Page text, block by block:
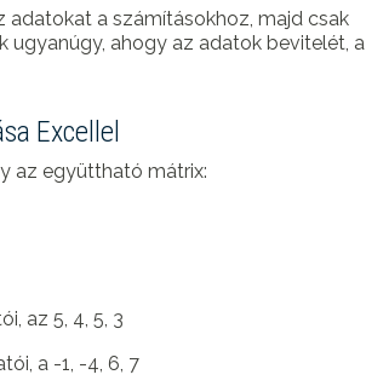
adatokat a számításokhoz, majd csak
ugyanúgy, ahogy az adatok bevitelét, a
Excellel
az együttható mátrix:
az 5, 4, 5, 3
a -1, -4, 6, 7